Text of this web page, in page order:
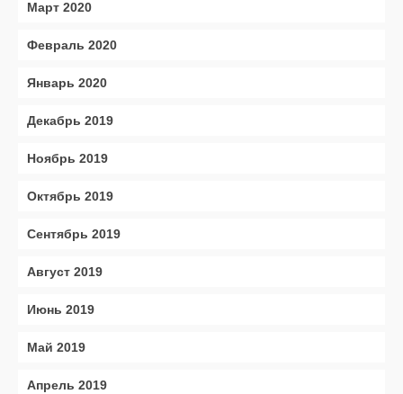
Март 2020
Февраль 2020
Январь 2020
Декабрь 2019
Ноябрь 2019
Октябрь 2019
Сентябрь 2019
Август 2019
Июнь 2019
Май 2019
Апрель 2019